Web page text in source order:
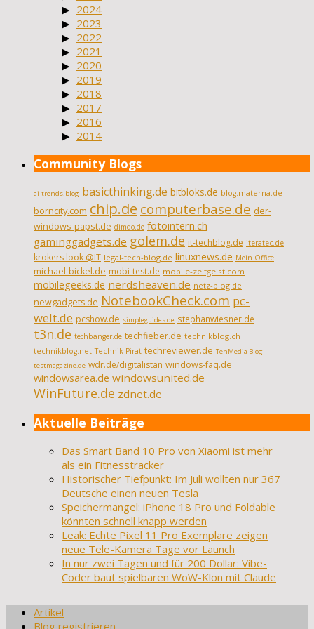
2024
2023
2022
2021
2020
2019
2018
2017
2016
2014
Community Blogs
ai-trends.blog basicthinking.de bitbloks.de blog.materna.de
borncity.com chip.de computerbase.de der-
windows-papst.de dimdo.de fotointern.ch
gaminggadgets.de golem.de it-techblog.de iteratec.de
krokers look @IT legal-tech-blog.de linuxnews.de Mein Office
michael-bickel.de mobi-test.de mobile-zeitgeist.com
mobilegeeks.de nerdsheaven.de netz-blog.de
newgadgets.de NotebookCheck.com pc-
welt.de pcshow.de simpleguides.de stephanwiesner.de
t3n.de techbanger.de techfieber.de technikblog.ch
technikblog.net Technik Pirat techreviewer.de TenMedia Blog
testmagazine.de wdr.de/digitalistan windows-faq.de
windowsarea.de windowsunited.de
WinFuture.de zdnet.de
Aktuelle Beiträge
Das Smart Band 10 Pro von Xiaomi ist mehr
als ein Fitnesstracker
Historischer Tiefpunkt: Im Juli wollten nur 367
Deutsche einen neuen Tesla
Speichermangel: iPhone 18 Pro und Foldable
könnten schnell knapp werden
Leak: Echte Pixel 11 Pro Exemplare zeigen
neue Tele-Kamera Tage vor Launch
In nur zwei Tagen und für 200 Dollar: Vibe-
Coder baut spielbaren WoW-Klon mit Claude
Artikel
Blog registrieren